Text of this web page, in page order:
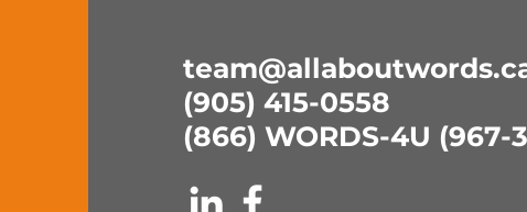
(905) 415-0558
(866) WORDS-4U (967-